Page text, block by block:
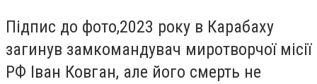
Підпис до фото,2023 року в Карабаху
загинув замкомандувач миротворчої місії
РФ Іван Ковган, але його смерть не